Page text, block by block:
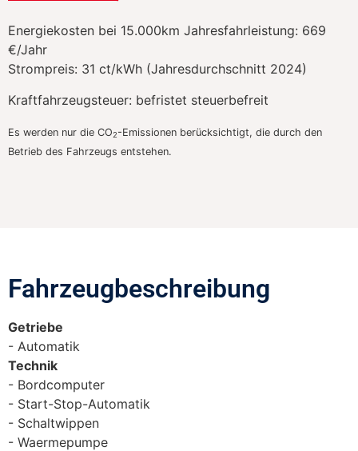
Energiekosten bei 15.000km Jahresfahrleistung: 669
€/Jahr
Strompreis: 31 ct/kWh (Jahresdurchschnitt 2024)
Kraftfahrzeugsteuer: befristet steuerbefreit
Es werden nur die CO2-Emissionen berücksichtigt, die durch den
Betrieb des Fahrzeugs entstehen.
Fahrzeugbeschreibung​
Getriebe
Automatik
Technik
Bordcomputer
Start-Stop-Automatik
Schaltwippen
Waermepumpe